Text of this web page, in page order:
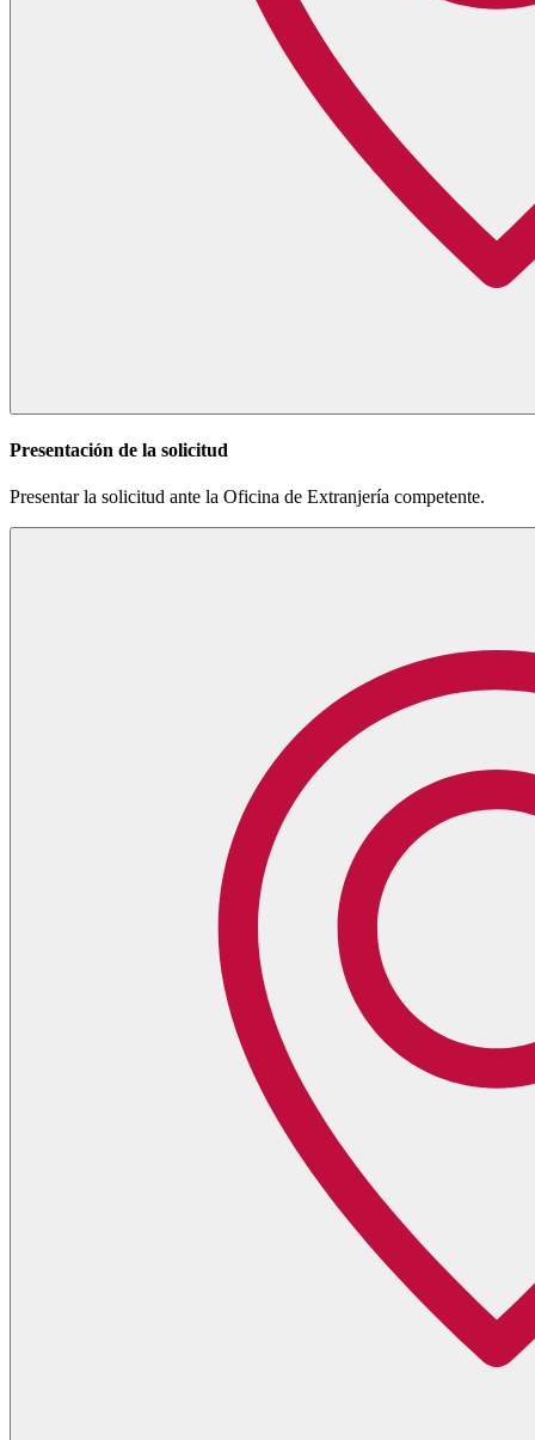
Presentación de la solicitud
Presentar la solicitud ante la Oficina de Extranjería competente.